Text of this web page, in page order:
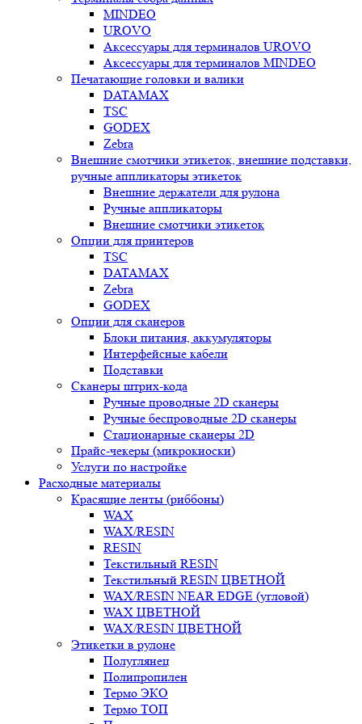
MINDEO
UROVO
Аксессуары для терминалов UROVO
Аксессуары для терминалов MINDEO
Печатающие головки и валики
DATAMAX
TSC
GODEX
Zebra
Внешние смотчики этикеток, внешние подставки,
ручные аппликаторы этикеток
Внешние держатели для рулона
Ручные аппликаторы
Внешние смотчики этикеток
Опции для принтеров
TSC
DATAMAX
Zebra
GODEX
Опции для сканеров
Блоки питания, аккумуляторы
Интерфейсные кабели
Подставки
Сканеры штрих-кода
Ручные проводные 2D сканеры
Ручные беспроводные 2D сканеры
Стационарные сканеры 2D
Прайс-чекеры (микрокиоски)
Услуги по настройке
Расходные материалы
Красящие ленты (риббоны)
WAX
WAX/RESIN
RESIN
Текстильный RESIN
Текстильный RESIN ЦВЕТНОЙ
WAX/RESIN NEAR EDGE (угловой)
WAX ЦВЕТНОЙ
WAX/RESIN ЦВЕТНОЙ
Этикетки в рулоне
Полуглянец
Полипропилен
Термо ЭКО
Термо ТОП